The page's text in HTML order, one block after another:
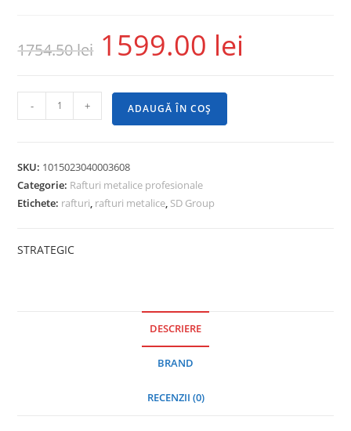
1754.50lei 1599.00 lei
- + ADAUGĂ ÎN COȘ
SKU: 1015023040003608
Categorie: Rafturi metalice profesionale
Etichete: rafturi, rafturi metalice, SD Group
STRATEGIC
DESCRIERE
BRAND
RECENZII (0)